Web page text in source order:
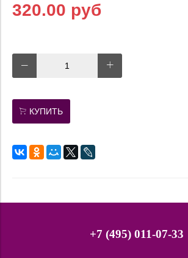
320.00 руб
КУПИТЬ
+7 (495) 011-07-33